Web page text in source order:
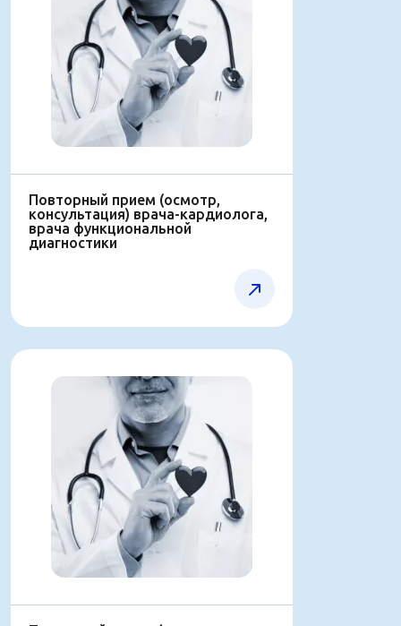
Повторный прием (осмотр,
консультaция) врача-кардиолога,
врача функциональной
диагностики